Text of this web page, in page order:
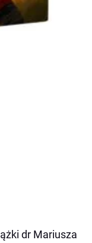
dr Mariusza